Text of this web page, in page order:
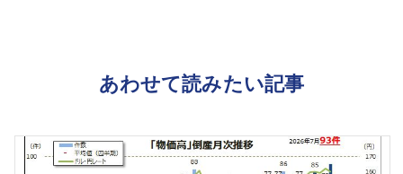
あわせて読みたい記事